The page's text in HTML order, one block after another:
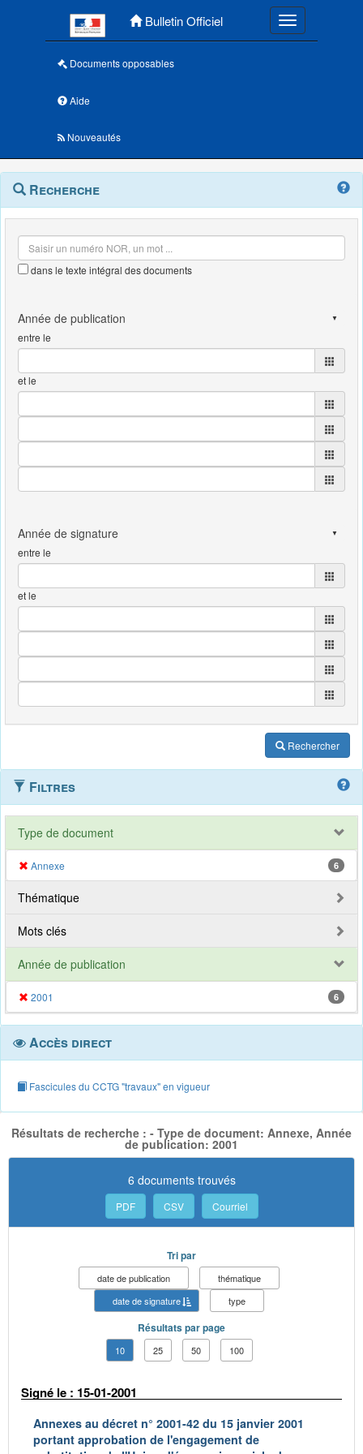
Bulletin Officiel Toggle
Documents opposables
Aide
Nouveautés
Navigation
outils
Menu
contextuel
Recherche
dans le texte intégral des documents
entre le
et le
entre le
et le
Rechercher
Filtres
Type de document
Annexe 6
Thématique
Mots clés
Année de publication
2001 6
Accès direct
Fascicules du CCTG "travaux" en vigueur
Résultats de recherche : - Type de document: Annexe, Année
de publication: 2001
6 documents trouvés
PDF CSV Courriel
Tri par
date de publication
thématique
date de signature
type
Résultats par page
10 25 50 100
Signé le : 15-01-2001
Annexes au décret n° 2001-42 du 15 janvier 2001
portant approbation de l'engagement de